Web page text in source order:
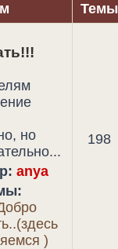
Темы
но
anya
)
198